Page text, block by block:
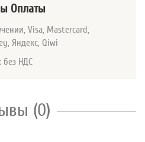
Оплаты
Visa, Mastercard,
Яндекс, Qiwi
без НДС
(0)